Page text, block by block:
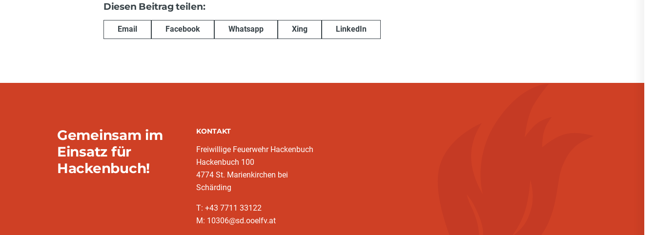
Diesen Beitrag teilen:
Email Facebook Whatsapp Xing LinkedIn
Gemeinsam im
Einsatz für
Hackenbuch!
KONTAKT
Freiwillige Feuerwehr Hackenbuch
Hackenbuch 100
4774 St. Marienkirchen bei
Schärding
T: +43 7711 33122
M: 10306@sd.ooelfv.at